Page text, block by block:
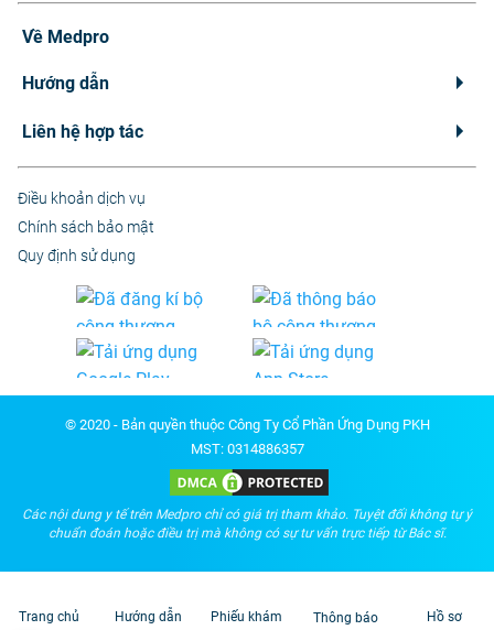
Về Medpro
Hướng dẫn
Liên hệ hợp tác
Điều khoản dịch vụ
Chính sách bảo mật
Quy định sử dụng
© 2020 - Bản quyền thuộc Công Ty Cổ Phần Ứng Dụng PKH
MST: 0314886357
Các nội dung y tế trên Medpro chỉ có giá trị tham khảo. Tuyệt đối không tự ý
chuẩn đoán hoặc điều trị mà không có sự tư vấn trực tiếp từ Bác sĩ.
Trang chủ Hướng dẫn Phiếu khám Thông báo Hồ sơ